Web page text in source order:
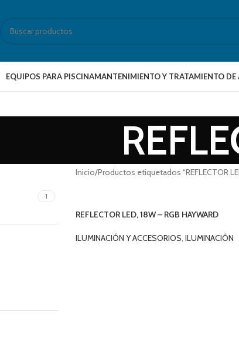
EQUIPOS PARA PISCINAMANTENIMIENTO Y TRATAMIENTO DE
1
Inicio Productos etiquetados “REFLECTOR
REFLECTOR LED, 18W – RGB HAYWARD
ILUMINACIÓN Y ACCESORIOS ILUMINACIÓN